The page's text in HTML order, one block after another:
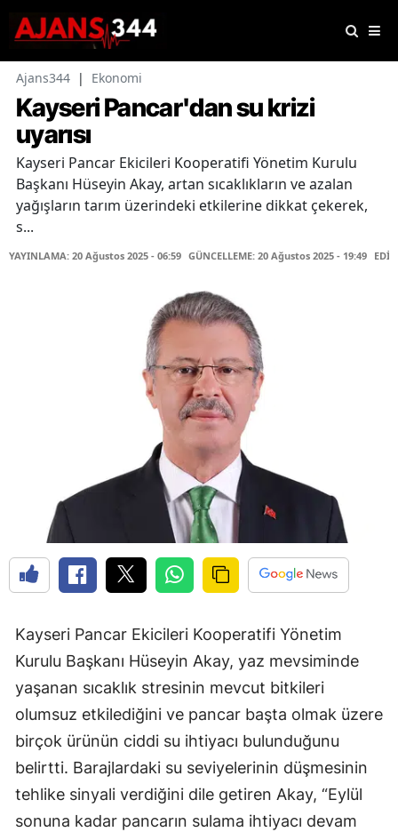
Ajans344 | Ekonomi
Kayseri Pancar'dan su krizi
uyarısı
Kayseri Pancar Ekicileri Kooperatifi Yönetim Kurulu
Başkanı Hüseyin Akay, artan sıcaklıkların ve azalan
yağışların tarım üzerindeki etkilerine dikkat çekerek,
s...
YAYINLAMA: 20 Ağustos 2025 - 06:59 GÜNCELLEME: 20 Ağustos 2025 - 19:49
Kayseri Pancar Ekicileri Kooperatifi Yönetim
Kurulu Başkanı Hüseyin Akay, yaz mevsiminde
yaşanan sıcaklık stresinin mevcut bitkileri
olumsuz etkilediğini ve pancar başta olmak üzere
birçok ürünün ciddi su ihtiyacı bulunduğunu
belirtti. Barajlardaki su seviyelerinin düşmesinin
tehlike sinyali verdiğini dile getiren Akay, “Eylül
sonuna kadar pancarın sulama ihtiyacı devam